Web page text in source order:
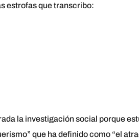
estrofas que transcribo:
la investigación social porque
que ha definido como “el